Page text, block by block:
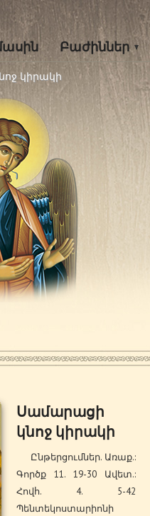
Բաժիններ
կիրակի
Սամարացի
կնոջ կիրակի
Ընթերցումներ. Առաք.:
Գործք 11. 19-30 Ավետ.:
Հովհ. 4. 5-42
Պենտեկոստարիոնի